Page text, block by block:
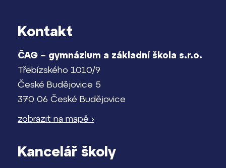
Kontakt
ČAG – gymnázium a základní škola s.r.o.
Třebízského 1010/9
České Budějovice 5
370 06 České Budějovice
zobrazit na mapě ›
Kancelář školy